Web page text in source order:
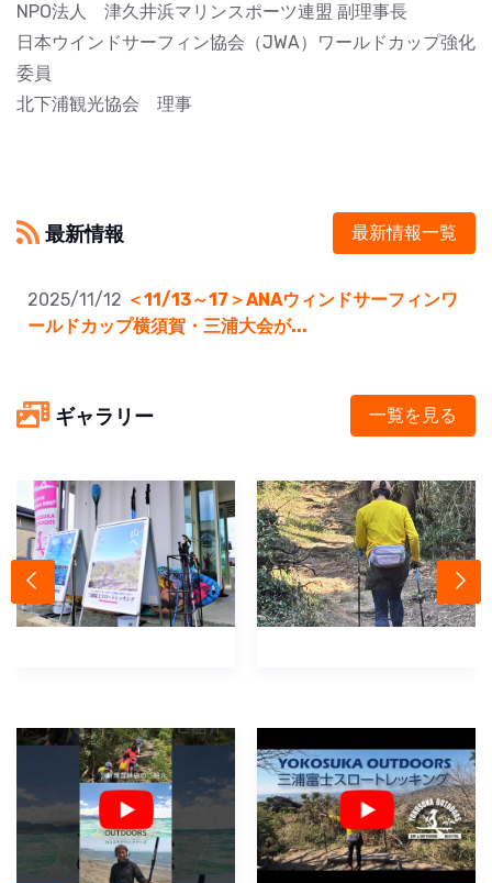
NPO法人 津久井浜マリンスポーツ連盟 副理事長
日本ウインドサーフィン協会（JWA）ワールドカップ強化
委員
北下浦観光協会 理事
最新情報 最新情報一覧
2025/11/12 ＜11/13～17＞ANAウィンドサーフィンワ
ールドカップ横須賀・三浦大会が...
ギャラリー 一覧を見る